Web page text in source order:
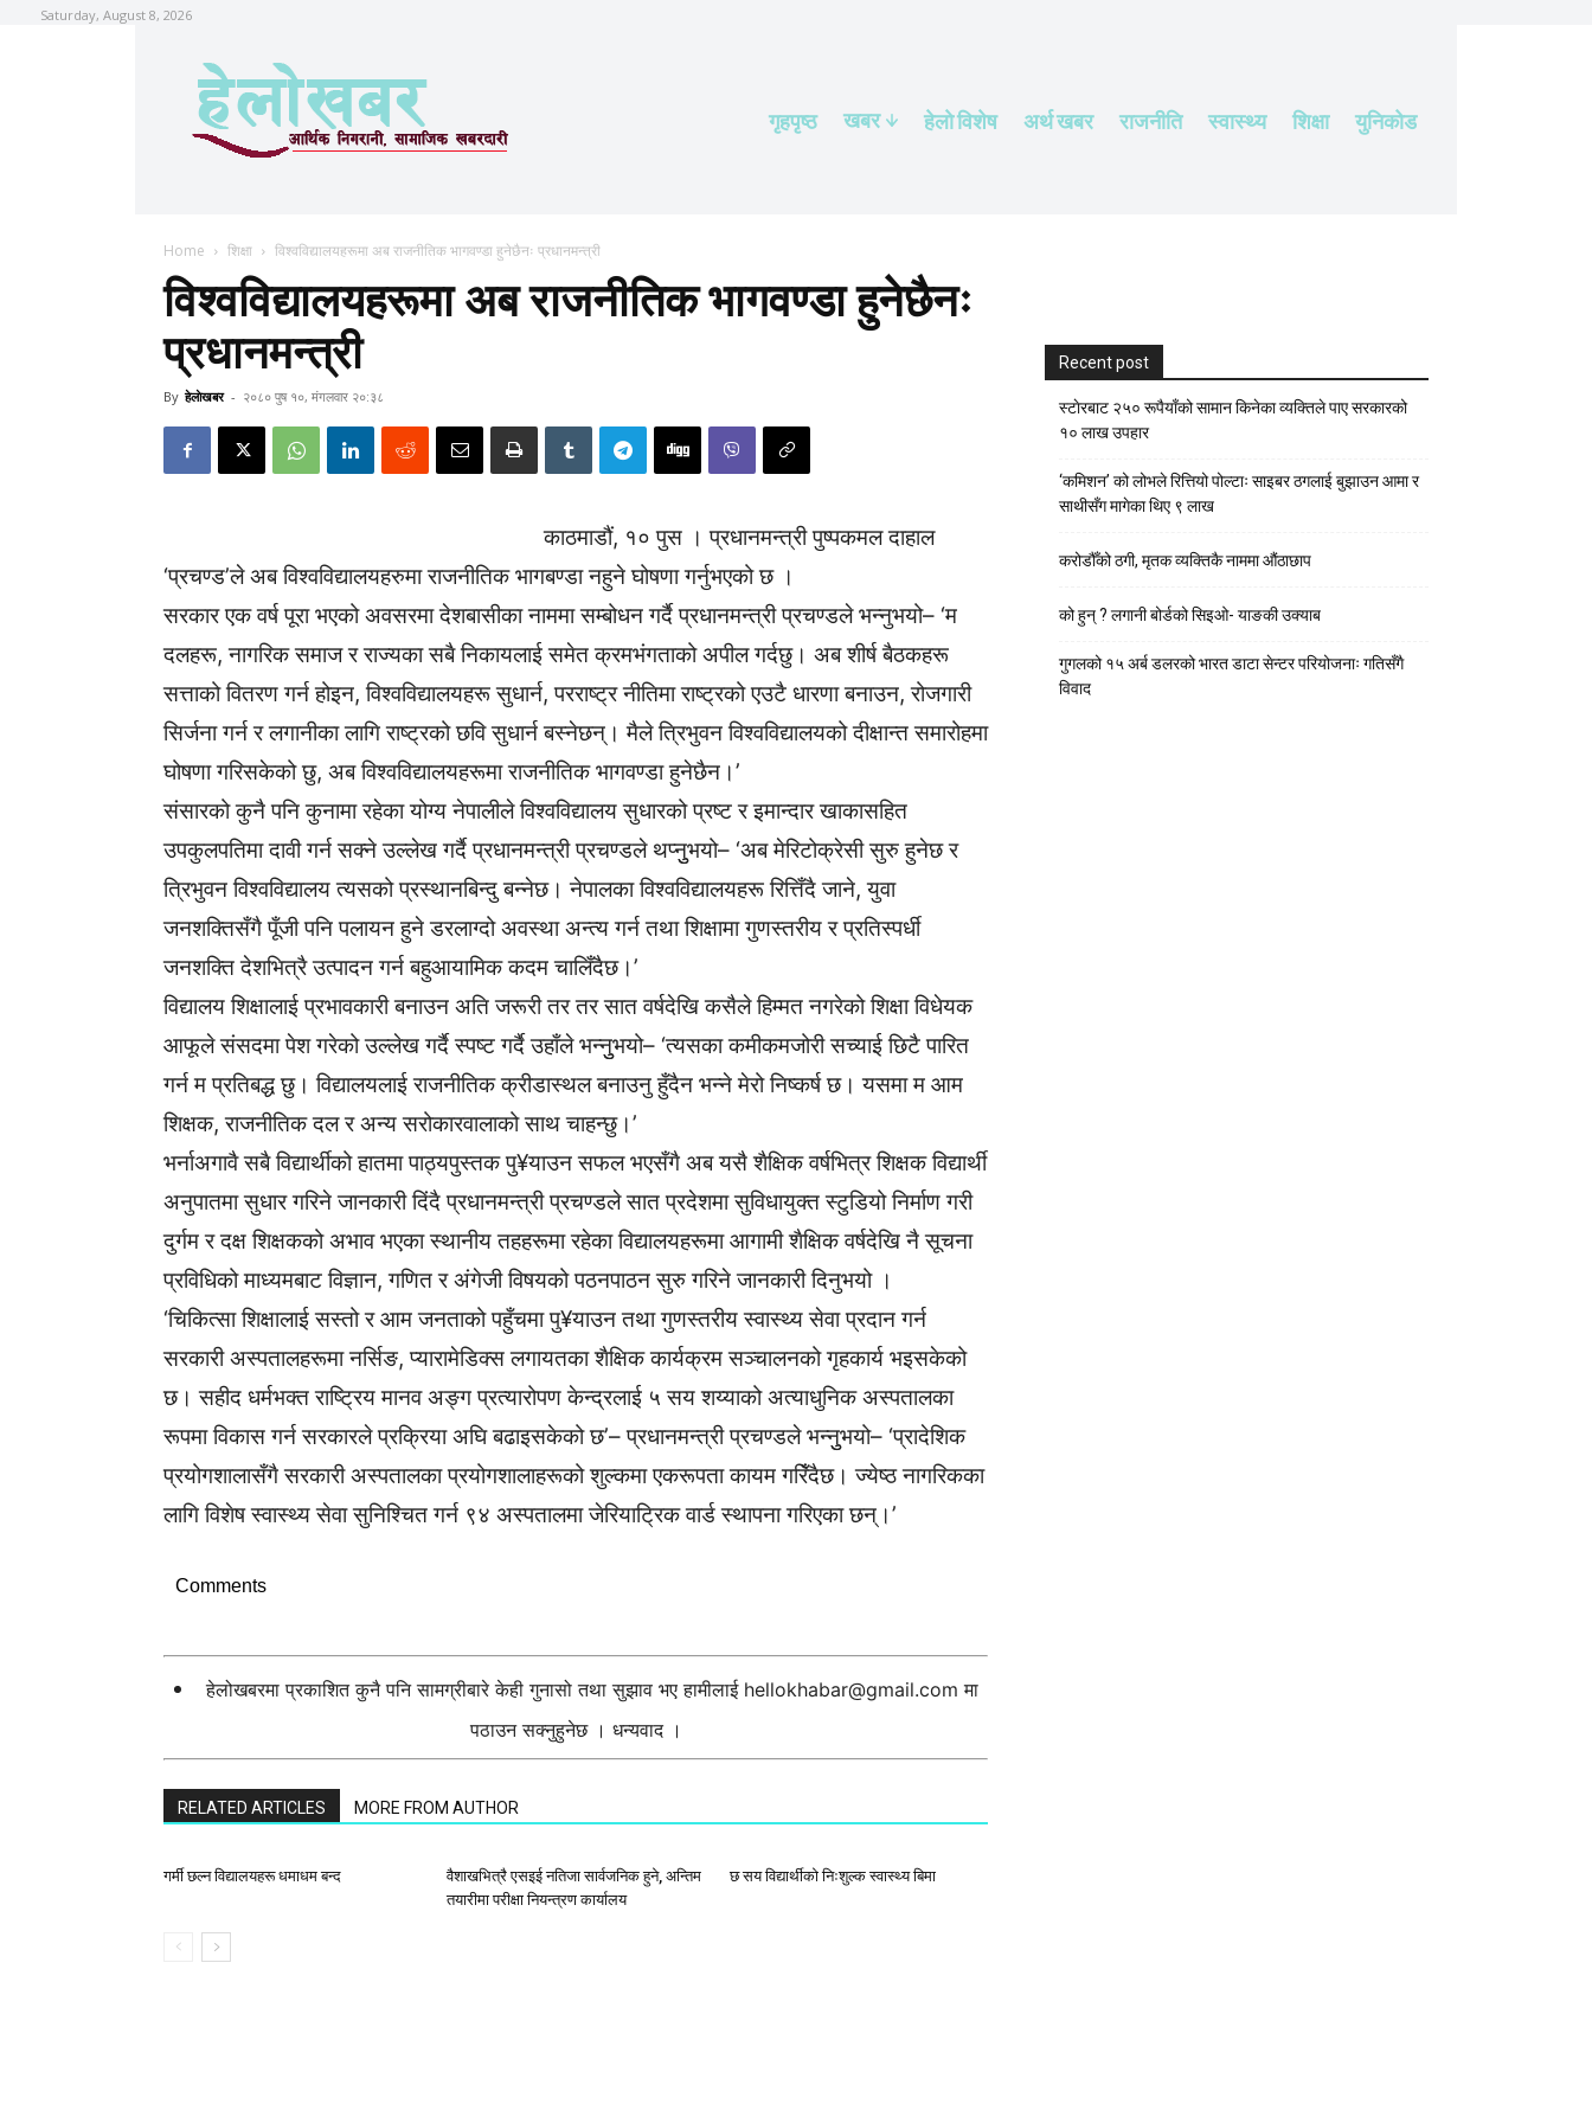
Saturday, August 8, 2026
गृहपृष्ठ खबर हेलाे विशेष अर्थ खबर राजनीति स्वास्थ्य शिक्षा युनिकोड
Home शिक्षा विश्वविद्यालयहरूमा अब राजनीतिक भागवण्डा हुनेछैनः प्रधानमन्त्री
विश्वविद्यालयहरूमा अब राजनीतिक भागवण्डा हुनेछैनः
प्रधानमन्त्री
By हेलाेखबर - २०८० पुष १०, मंगलवार २०:३८
काठमाडौं, १० पुस । प्रधानमन्त्री पुष्पकमल दाहाल
‘प्रचण्ड’ले अब विश्वविद्यालयहरुमा राजनीतिक भागबण्डा नहुने घोषणा गर्नुभएको छ ।
सरकार एक वर्ष पूरा भएको अवसरमा देशबासीका नाममा सम्बोधन गर्दै प्रधानमन्त्री प्रचण्डले भन्नुभयो– ‘म
दलहरू, नागरिक समाज र राज्यका सबै निकायलाई समेत क्रमभंगताको अपील गर्दछु। अब शीर्ष बैठकहरू
सत्ताको वितरण गर्न होइन, विश्वविद्यालयहरू सुधार्न, परराष्ट्र नीतिमा राष्ट्रको एउटै धारणा बनाउन, रोजगारी
सिर्जना गर्न र लगानीका लागि राष्ट्रको छवि सुधार्न बस्नेछन्। मैले त्रिभुवन विश्वविद्यालयको दीक्षान्त समारोहमा
घोषणा गरिसकेको छु, अब विश्वविद्यालयहरूमा राजनीतिक भागवण्डा हुनेछैन।’
संसारको कुनै पनि कुनामा रहेका योग्य नेपालीले विश्वविद्यालय सुधारको प्रष्ट र इमान्दार खाकासहित
उपकुलपतिमा दावी गर्न सक्ने उल्लेख गर्दै प्रधानमन्त्री प्रचण्डले थप्नुुभयो– ‘अब मेरिटोक्रेसी सुरु हुनेछ र
त्रिभुवन विश्वविद्यालय त्यसको प्रस्थानबिन्दु बन्नेछ। नेपालका विश्वविद्यालयहरू रित्तिँदै जाने, युवा
जनशक्तिसँगै पूँजी पनि पलायन हुने डरलाग्दो अवस्था अन्त्य गर्न तथा शिक्षामा गुणस्तरीय र प्रतिस्पर्धी
जनशक्ति देशभित्रै उत्पादन गर्न बहुआयामिक कदम चालिँदैछ।’
विद्यालय शिक्षालाई प्रभावकारी बनाउन अति जरूरी तर तर सात वर्षदेखि कसैले हिम्मत नगरेको शिक्षा विधेयक
आफूले संसदमा पेश गरेको उल्लेख गर्दै स्पष्ट गर्दै उहाँले भन्नुुभयो– ‘त्यसका कमीकमजोरी सच्याई छिटै पारित
गर्न म प्रतिबद्ध छु। विद्यालयलाई राजनीतिक क्रीडास्थल बनाउनु हुँदैन भन्ने मेरो निष्कर्ष छ। यसमा म आम
शिक्षक, राजनीतिक दल र अन्य सरोकारवालाको साथ चाहन्छु।’
भर्नाअगावै सबै विद्यार्थीको हातमा पाठ्यपुस्तक पु¥याउन सफल भएसँगै अब यसै शैक्षिक वर्षभित्र शिक्षक विद्यार्थी
अनुपातमा सुधार गरिने जानकारी दिंदै प्रधानमन्त्री प्रचण्डले सात प्रदेशमा सुविधायुक्त स्टुडियो निर्माण गरी
दुर्गम र दक्ष शिक्षकको अभाव भएका स्थानीय तहहरूमा रहेका विद्यालयहरूमा आगामी शैक्षिक वर्षदेखि नै सूचना
प्रविधिको माध्यमबाट विज्ञान, गणित र अंगेजी विषयको पठनपाठन सुरु गरिने जानकारी दिनुभयो ।
‘चिकित्सा शिक्षालाई सस्तो र आम जनताको पहुँचमा पु¥याउन तथा गुणस्तरीय स्वास्थ्य सेवा प्रदान गर्न
सरकारी अस्पतालहरूमा नर्सिङ, प्यारामेडिक्स लगायतका शैक्षिक कार्यक्रम सञ्चालनको गृहकार्य भइसकेको
छ। सहीद धर्मभक्त राष्ट्रिय मानव अङ्ग प्रत्यारोपण केन्द्रलाई ५ सय शय्याको अत्याधुनिक अस्पतालका
रूपमा विकास गर्न सरकारले प्रक्रिया अघि बढाइसकेको छ’– प्रधानमन्त्री प्रचण्डले भन्नुुभयो– ‘प्रादेशिक
प्रयोगशालासँगै सरकारी अस्पतालका प्रयोगशालाहरूको शुल्कमा एकरूपता कायम गरिँदैछ। ज्येष्ठ नागरिकका
लागि विशेष स्वास्थ्य सेवा सुनिश्चित गर्न ९४ अस्पतालमा जेरियाट्रिक वार्ड स्थापना गरिएका छन्।’
Comments
हेलोखबरमा प्रकाशित कुनै पनि सामग्रीबारे केही गुनासो तथा सुझाव भए हामीलाई hellokhabar@gmail.com मा
पठाउन सक्नुहुनेछ । धन्यवाद ।
RELATED ARTICLES MORE FROM AUTHOR
गर्मी छल्न विद्यालयहरू धमाधम बन्द
वैशाखभित्रै एसइई नतिजा सार्वजनिक हुने, अन्तिम
तयारीमा परीक्षा नियन्त्रण कार्यालय
छ सय विद्यार्थीको निःशुल्क स्वास्थ्य बिमा
Recent post
स्टाेरबाट २५० रूपैयाँको सामान किनेका व्यक्तिले पाए सरकारको
१० लाख उपहार
‘कमिशन’ को लोभले रित्तियो पोल्टाः साइबर ठगलाई बुझाउन आमा र
साथीसँग मागेका थिए ९ लाख
करोडौँको ठगी, मृतक व्यक्तिकै नाममा औंठाछाप
को हुन् ? लगानी बोर्डको सिइओ- याङकी उक्याब
गुगलको १५ अर्ब डलरको भारत डाटा सेन्टर परियोजनाः गतिसँगै
विवाद